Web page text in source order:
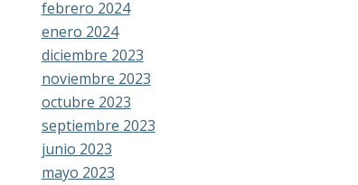
febrero 2024
enero 2024
diciembre 2023
noviembre 2023
octubre 2023
septiembre 2023
junio 2023
mayo 2023